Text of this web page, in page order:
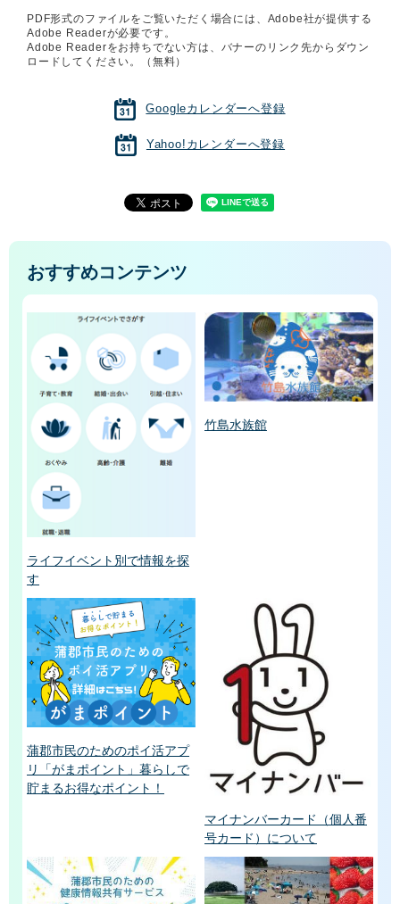
PDF形式のファイルをご覧いただく場合には、Adobe社が提供する
Adobe Readerが必要です。
Adobe Readerをお持ちでない方は、バナーのリンク先からダウン
ロードしてください。（無料）
Googleカレンダーへ登録
Yahoo!カレンダーへ登録
おすすめコンテンツ
ライフイベント別で情報を探
す
竹島水族館
蒲郡市民のためのポイ活アプ
リ「がまポイント」暮らしで
貯まるお得なポイント！
マイナンバーカード（個人番
号カード）について